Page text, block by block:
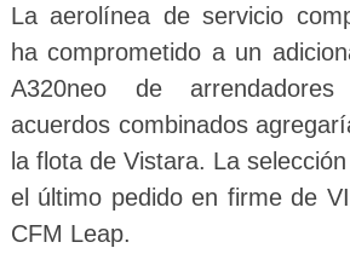
La aerolínea de servicio
ha comprometido a un
A320neo de
acuerdos combinados
la flota de Vistara. La
el último pedido en firme de
CFM Leap.